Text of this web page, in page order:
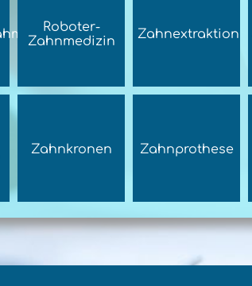
Roboter-
Zahnmedizin
Zahnextraktion
Zahnkronen Zahnprothese